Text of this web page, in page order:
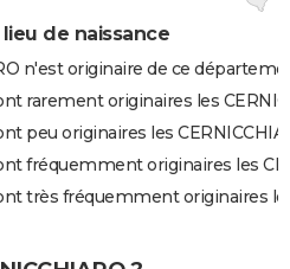
lieu de naissance
n'est originaire de ce
rarement originaires les
peu originaires les
fréquemment originaires les
très fréquemment originaires